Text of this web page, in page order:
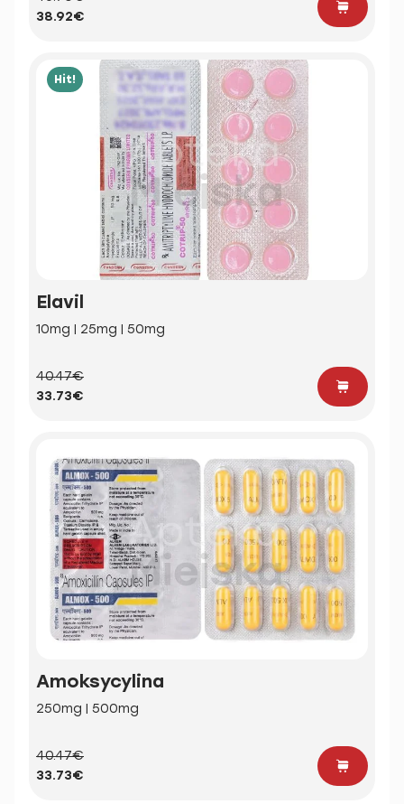
38.92€
Hit!
Elavil
10mg | 25mg | 50mg
40.47€
33.73€
Amoksycylina
250mg | 500mg
40.47€
33.73€